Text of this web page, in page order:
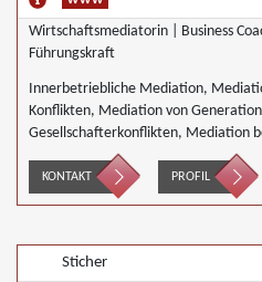
Wirtschaftsmediatorin | Business
Führungskraft
Innerbetriebliche Mediation,
Konflikten, Mediation von
Gesellschafterkonflikten, Mediation
Mediation von
Schulmediation, Wirtschaftsmediation
KONTAKT PROFIL
Sticher